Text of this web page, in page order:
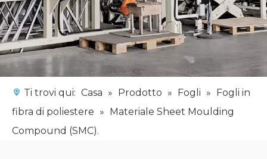
Ti trovi qui: Casa » Prodotto » Fogli » Fogli in
fibra di poliestere » Materiale Sheet Moulding
Compound (SMC).